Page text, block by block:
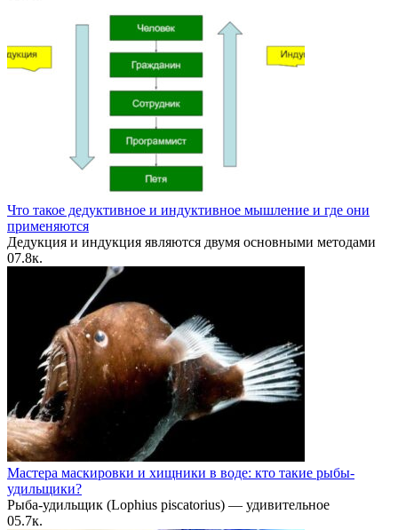
Что такое дедуктивное и индуктивное мышление и где они
применяются
Дедукция и индукция являются двумя основными методами
07.8к.
Мастера маскировки и хищники в воде: кто такие рыбы-
удильщики?
Рыба-удильщик (Lophius piscatorius) — удивительное
05.7к.